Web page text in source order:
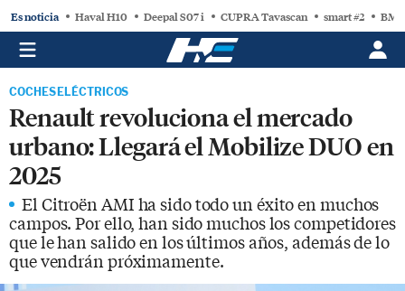
Es noticia Haval H10 Deepal S07 i CUPRA Tavascan smart #2
COCHES ELÉCTRICOS
Renault revoluciona el mercado
urbano: Llegará el Mobilize DUO en
2025
El Citroën AMI ha sido todo un éxito en muchos
campos. Por ello, han sido muchos los competidores
que le han salido en los últimos años, además de lo
que vendrán próximamente.